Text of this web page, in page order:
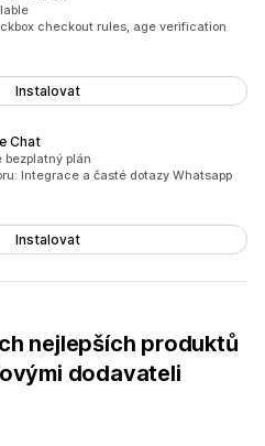
checkout rules, age verification
Instalovat
Chat
bezplatný plán
Integrace a časté dotazy Whatsapp
Instalovat
nejlepších produktů
dodavateli